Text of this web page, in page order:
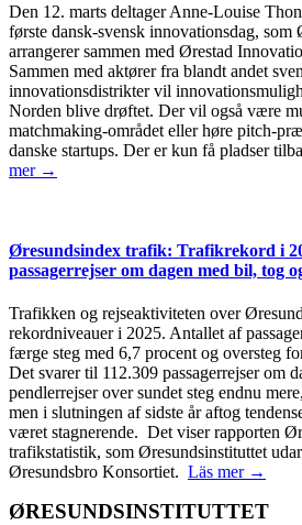
Den 12. marts deltager Anne-Louise
første dansk-svensk innovationsdag, som
arrangerer sammen med Ørestad
Sammen med aktører fra blandt andet
innovationsdistrikter vil
Norden blive drøftet. Der vil også være
matchmaking-området eller høre pitch-
danske startups. Der er kun få pladser
mer →
Øresundsindex trafik: Trafikrekord i
passagerrejser om dagen med bil, tog
Trafikken og rejseaktiviteten over
rekordniveauer i 2025. Antallet af
færge steg med 6,7 procent og oversteg
Det svarer til 112.309 passagerrejser om
pendlerrejser over sundet steg endnu
men i slutningen af sidste år aftog
været stagnerende. Det viser rapporten
trafikstatistik, som Øresundsinstituttet
Øresundsbro Konsortiet. Läs mer →
ØRESUNDSINSTITUTTET